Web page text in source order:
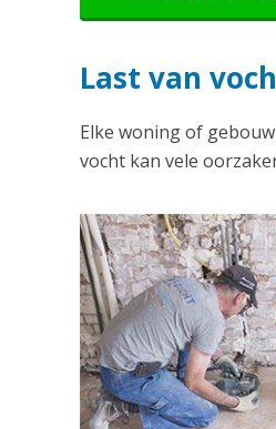
Last van
Elke woning of
vocht kan vele